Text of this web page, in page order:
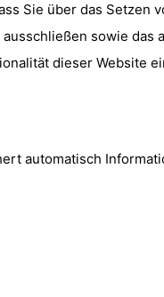
Sie über das
sowie
dieser Website
automatisch